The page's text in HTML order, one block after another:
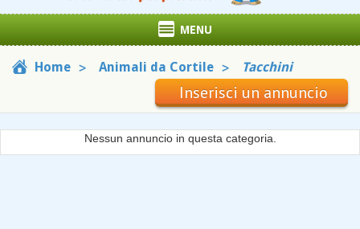
MENU
Home Animali da Cortile Tacchini
Inserisci un annuncio
Nessun annuncio in questa categoria.